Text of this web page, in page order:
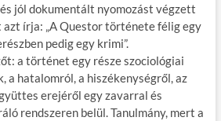
jól dokumentált nyomozást végzett
azt írja: „A Questor története félig egy
pedig egy krimi”.
a történet egy része szociológiai
a hatalomról, a hiszékenységről, az
erejéről egy zavarral és
rendszeren belül. Tanulmány, mert a